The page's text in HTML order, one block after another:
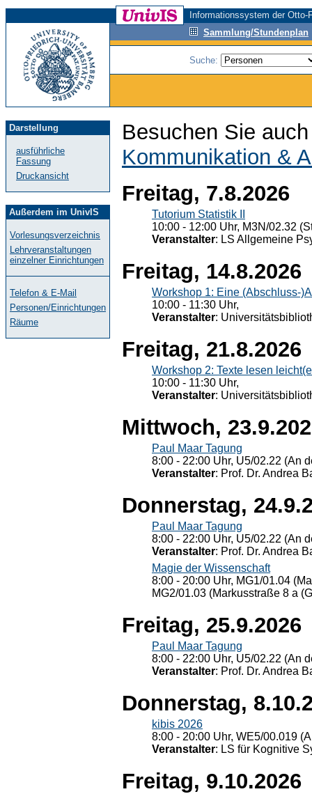
Informationssystem der
Sammlung/Stundenplan
Suche:
Darstellung
ausführliche
Fassung
Druckansicht
Außerdem im UnivIS
Vorlesungsverzeichnis
Lehrveranstaltungen
einzelner Einrichtungen
Telefon & E-Mail
Personen/Einrichtungen
Räume
Besuchen Sie
Kommunikation &
Freitag, 7.8.2026
Tutorium Statistik II
10:00 - 12:00 Uhr, M3N/02.32
Veranstalter: LS Allgemeine
Freitag, 14.8.2026
Workshop 1: Eine (Abschluss-
10:00 - 11:30 Uhr,
Veranstalter:
Freitag, 21.8.2026
Workshop 2: Texte lesen
10:00 - 11:30 Uhr,
Veranstalter:
Mittwoch,
Paul Maar Tagung
8:00 - 22:00 Uhr, U5/02.22 (An
Veranstalter: Prof. Dr. Andrea
Donnerstag,
Paul Maar Tagung
8:00 - 22:00 Uhr, U5/02.22 (An
Veranstalter: Prof. Dr. Andrea
Magie der Wissenschaft
8:00 - 20:00 Uhr, MG1/01.04
MG2/01.03 (Markusstraße 8 a
Freitag, 25.9.2026
Paul Maar Tagung
8:00 - 22:00 Uhr, U5/02.22 (An
Veranstalter: Prof. Dr. Andrea
Donnerstag,
kibis 2026
8:00 - 20:00 Uhr, WE5/00.019
Veranstalter: LS für Kognitive
Freitag, 9.10.2026